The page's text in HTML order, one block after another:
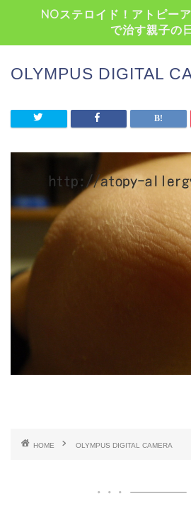
NOステロイド！アトピー
で治す親子の
OLYMPUS DIGITAL
HOME OLYMPUS DIGITAL CAMERA